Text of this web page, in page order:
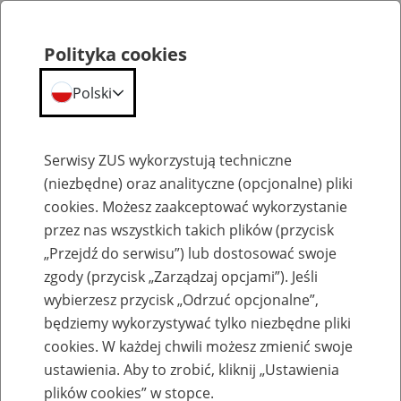
Szkolenia
Zaproś ZUS do siebie: Aktywni 50+
Polityka cookies
Polski
Serwisy ZUS wykorzystują techniczne
(niezbędne) oraz analityczne (opcjonalne) pliki
cookies. Możesz zaakceptować wykorzystanie
przez nas wszystkich takich plików (przycisk
„Przejdź do serwisu”) lub dostosować swoje
zgody (przycisk „Zarządzaj opcjami”). Jeśli
wybierzesz przycisk „Odrzuć opcjonalne”,
będziemy wykorzystywać tylko niezbędne pliki
cookies. W każdej chwili możesz zmienić swoje
ustawienia. Aby to zrobić, kliknij „Ustawienia
plików cookies” w stopce.